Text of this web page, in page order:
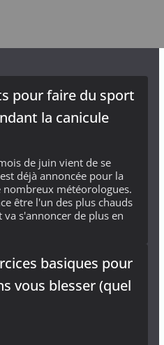
pour faire du sport
la canicule
de juin vient de se
déjà annoncée pour la
météorologues.
être l'un des plus chauds
s'annoncer de plus en
basiques pour
vous blesser (quel